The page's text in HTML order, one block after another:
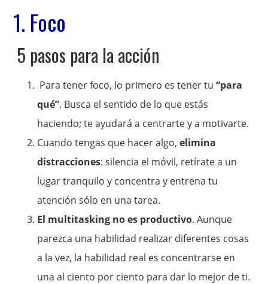
1. Foco
5 pasos para la acción
Para tener foco, lo primero es tener tu“para
qué”. Busca el sentido de lo que estás
haciendo; te ayudará a centrarte y a motivarte.
Cuando tengas que hacer algo,elimina
distracciones: silencia el móvil, retírate a un
lugar tranquilo y concentra y entrena tu
atención sólo en una tarea.
El multitasking no es productivo. Aunque
parezca una habilidad realizar diferentes cosas
a la vez, la habilidad real es concentrarse en
una al ciento por ciento para dar lo mejor de ti.